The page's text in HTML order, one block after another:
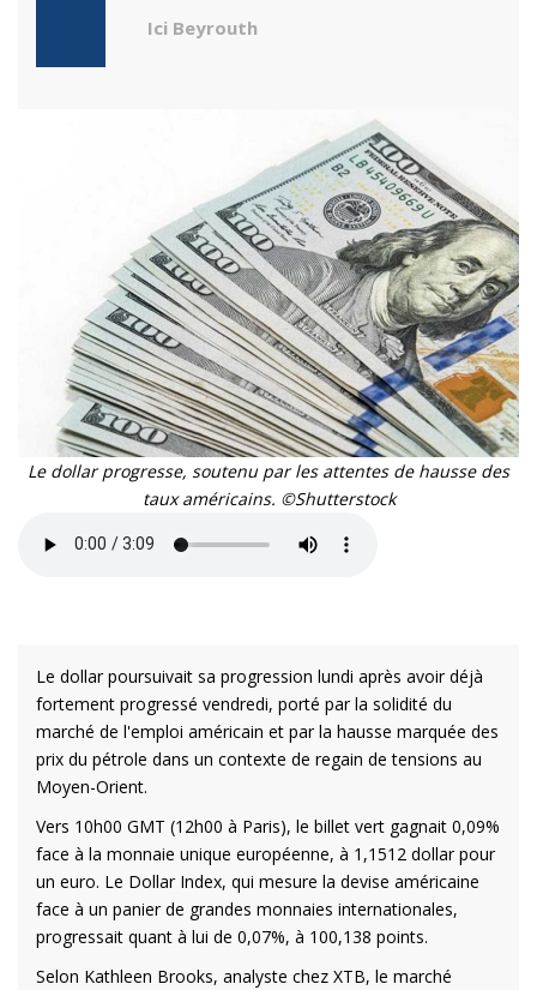
Ici Beyrouth
Le dollar progresse, soutenu par les attentes de hausse des
taux américains. ©Shutterstock
Le dollar poursuivait sa progression lundi après avoir déjà
fortement progressé vendredi, porté par la solidité du
marché de l'emploi américain et par la hausse marquée des
prix du pétrole dans un contexte de regain de tensions au
Moyen-Orient.
Vers 10h00 GMT (12h00 à Paris), le billet vert gagnait 0,09%
face à la monnaie unique européenne, à 1,1512 dollar pour
un euro. Le Dollar Index, qui mesure la devise américaine
face à un panier de grandes monnaies internationales,
progressait quant à lui de 0,07%, à 100,138 points.
Selon Kathleen Brooks, analyste chez XTB, le marché